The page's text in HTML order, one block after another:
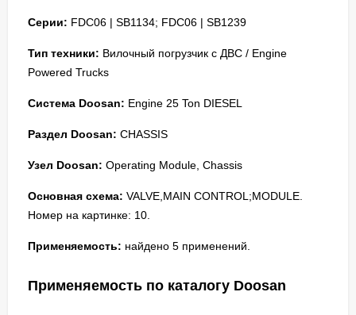
Серии: FDC06 | SB1134; FDC06 | SB1239
Тип техники: Вилочный погрузчик с ДВС / Engine
Powered Trucks
Система Doosan: Engine 25 Ton DIESEL
Раздел Doosan: CHASSIS
Узел Doosan: Operating Module, Chassis
Основная схема: VALVE,MAIN CONTROL;MODULE.
Номер на картинке: 10.
Применяемость: найдено 5 применений.
Применяемость по каталогу Doosan